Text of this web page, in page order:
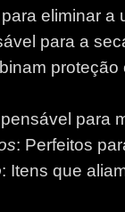
eliminar
para a
para
: Perfeitos
: Itens que